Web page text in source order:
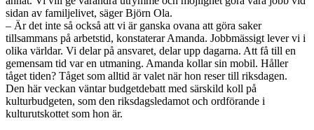
sidan av familjelivet, säger Björn Ola.
– Är det inte så också att vi är ganska ovana att göra saker
tillsammans på arbetstid, konstaterar Amanda. Jobbmässigt lever vi i
olika världar. Vi delar på ansvaret, delar upp dagarna. Att få till en
gemensam tid var en utmaning. Amanda kollar sin mobil. Håller
tåget tiden? Tåget som alltid är valet när hon reser till riksdagen.
Den här veckan väntar budgetdebatt med särskild koll på
kulturbudgeten, som den riksdagsledamot och ordförande i
kulturutskottet som hon är.